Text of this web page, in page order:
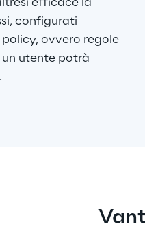
efficace la
configurati
ovvero regole
utente potrà